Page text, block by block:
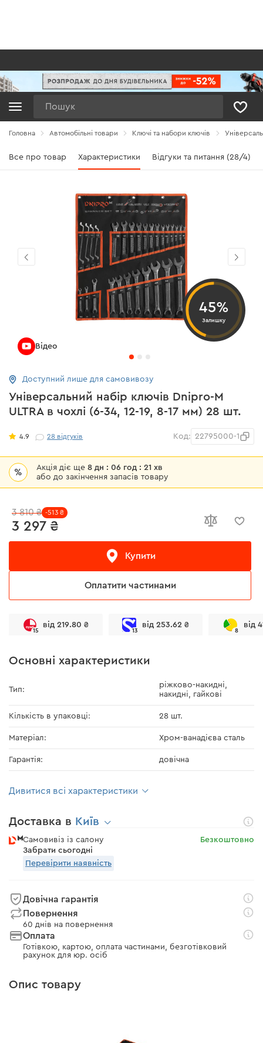
Головна Автомобільні товари Ключі та набори ключів
Все про товар Характеристики Відгуки та питання (28/4)
Універсальний набір ключів Dnipro-M
ULTRA в чохлі (6-34, 12-19, 8-17 мм) 28 шт.
4.9 28 відгуків Код: 22795000-1
% Акція діє ще8 дн : 06 год : 21 хв
або до закінчення запасів товару
3 297 ₴
3 810 ₴ -513 ₴
Купити
Оплатити частинами
15
від 219.80 ₴
13
від 253.62 ₴
8
від
Доступний лише для самовивозу
Основні характеристики
Тип:
ріжково-накидні,
накидні, гайкові
Кількість в упаковці: 28 шт.
Матеріал: Хром-ванадієва сталь
Гарантія: довічна
Дивитися всі характеристики
Доставка в Київ
Самовивіз із салону
Забрати сьогодні
Безкоштовно
Перевірити наявність
Довічна гарантія
Повернення
60 днів на повернення
Оплата
Готівкою, картою, оплата частинами, безготівковий
рахунок для юр. осіб
Опис товару
Відео
45%
Залишку